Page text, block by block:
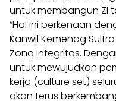
untuk membangun ZI
“Hal ini berkenaan
Kanwil Kemenag
Zona Integritas.
untuk mewujudkan
kerja (culture set)
akan terus